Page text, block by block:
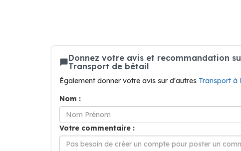
Donnez votre avis et recommandation
Transport de bétail
Également donner votre avis sur d'autres Transport à
Nom :
Votre commentaire :